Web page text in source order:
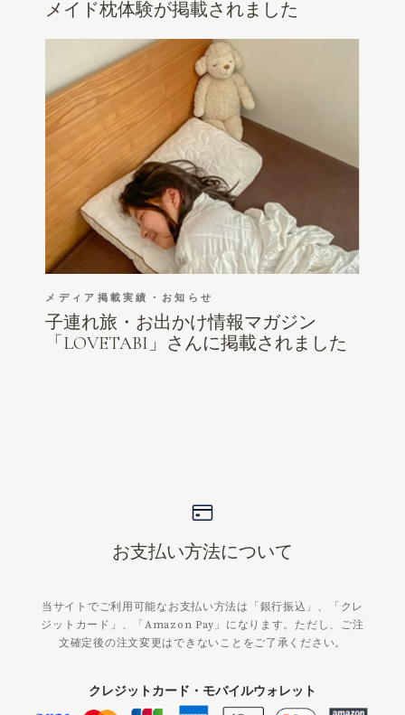
メイド枕体験が掲載されました
メディア掲載実績・お知らせ
子連れ旅・お出かけ情報マガジン
「LOVETABI」さんに掲載されました
お支払い方法について
当サイトでご利用可能なお支払い方法は「銀行振込」、「クレ
ジットカード」、「Amazon Pay」になります。ただし、ご注
文確定後の注文変更はできないことをご了承ください。
クレジットカード・モバイルウォレット